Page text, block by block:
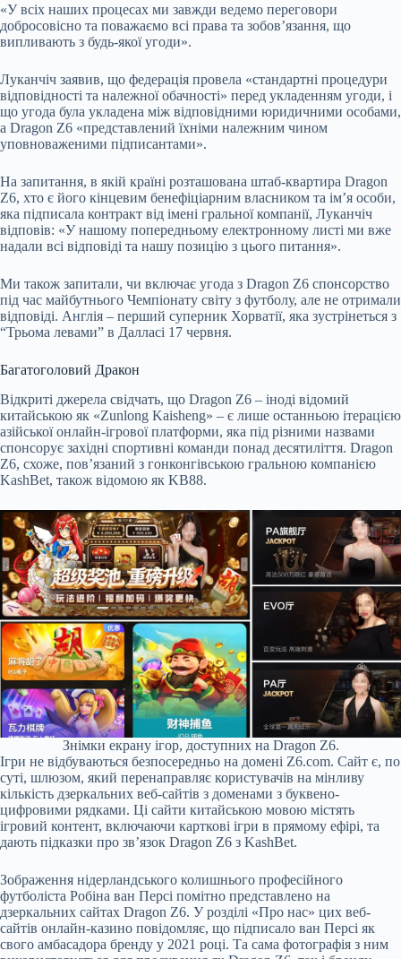
«У всіх наших процесах ми завжди ведемо переговори
добросовісно та поважаємо всі права та зобов’язання, що
випливають з будь-якої угоди».
Луканчіч заявив, що федерація провела «стандартні процедури
відповідності та належної обачності» перед укладенням угоди, і
що угода була укладена між відповідними юридичними особами,
а Dragon Z6 «представлений їхніми належним чином
уповноваженими підписантами».
На запитання, в якій країні розташована штаб-квартира Dragon
Z6, хто є його кінцевим бенефіціарним власником та ім’я особи,
яка підписала контракт від імені гральної компанії, Луканчіч
відповів: «У нашому попередньому електронному листі ми вже
надали всі відповіді та нашу позицію з цього питання».
Ми також запитали, чи включає угода з Dragon Z6 спонсорство
під час майбутнього Чемпіонату світу з футболу, але не отримали
відповіді. Англія – перший суперник Хорватії, яка зустрінеться з
“Трьома левами” в Далласі 17 червня.
Багатоголовий Дракон
Відкриті джерела свідчать, що Dragon Z6 – іноді відомий
китайською як «Zunlong Kaisheng» – є лише останньою ітерацією
азійської онлайн-ігрової платформи, яка під різними назвами
спонсорує західні спортивні команди понад десятиліття. Dragon
Z6, схоже, пов’язаний з гонконгівською гральною компанією
KashBet, також відомою як KB88.
Знімки екрану ігор, доступних на Dragon Z6.
Ігри не відбуваються безпосередньо на домені Z6.com. Сайт є, по
суті, шлюзом, який перенаправляє користувачів на мінливу
кількість дзеркальних веб-сайтів з доменами з буквено-
цифровими рядками. Ці сайти китайською мовою містять
ігровий контент, включаючи карткові ігри в прямому ефірі, та
дають підказки про зв’язок Dragon Z6 з KashBet.
Зображення нідерландського колишнього професійного
футболіста Робіна ван Персі помітно представлено на
дзеркальних сайтах Dragon Z6. У розділі «Про нас» цих веб-
сайтів онлайн-казино повідомляє, що підписало ван Персі як
свого амбасадора бренду у 2021 році. Та сама фотографія з ним